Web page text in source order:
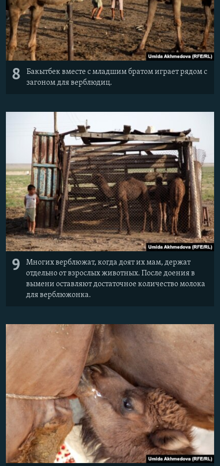
8
Бакытбек вместе с младшим братом играет рядом с
загоном для верблюдиц.
9
Многих верблюжат, когда доят их мам, держат
отдельно от взрослых животных. После доения в
вымени оставляют достаточное количество молока
для верблюжонка.